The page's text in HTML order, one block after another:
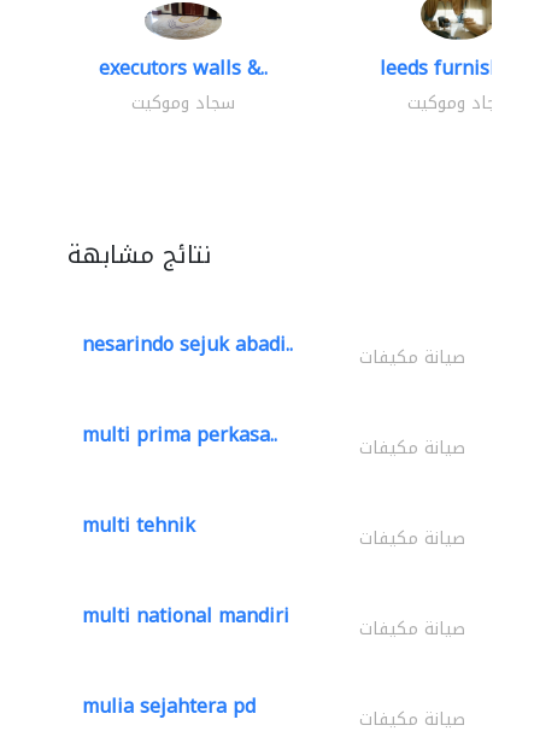
executors walls &..
سجاد وموكيت
leeds furnishings
سجاد وموكيت
نتائج مشابهة
nesarindo sejuk abadi.. صيانة مكيفات
multi prima perkasa.. صيانة مكيفات
multi tehnik صيانة مكيفات
multi national mandiri صيانة مكيفات
mulia sejahtera pd صيانة مكيفات